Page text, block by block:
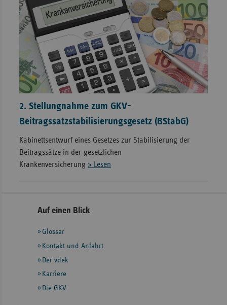
2. Stellungnahme zum GKV-
Beitragssatzstabilisierungsgesetz (BStabG)
Kabinettsentwurf eines Gesetzes zur Stabilisierung der
Beitragssätze in der gesetzlichen
Krankenversicherung » Lesen
Seitenleiste
weiteren
Informationenx
Auf einen Blick
Glossar
Kontakt und Anfahrt
Der vdek
Karriere
Die GKV